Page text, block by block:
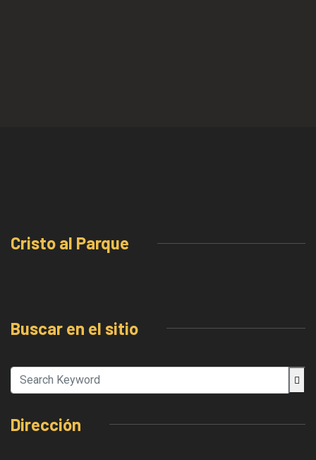
Cristo al Parque
Buscar en el sitio
Dirección